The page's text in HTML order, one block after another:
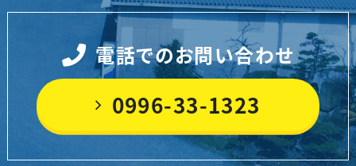
電話でのお問い合わせ
0996-33-1323